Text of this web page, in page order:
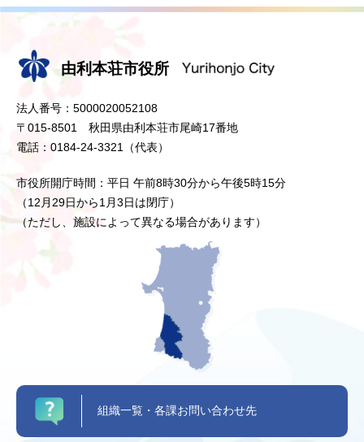
由利本荘市役所
法人番号：5000020052108
〒015-8501 秋田県由利本荘市尾崎17番地
電話：0184-24-3321（代表）
市役所開庁時間：平日 午前8時30分から午後5時15分
（12月29日から1月3日は閉庁）
（ただし、施設によって異なる場合があります）
組織一覧・各課お問い合わせ先